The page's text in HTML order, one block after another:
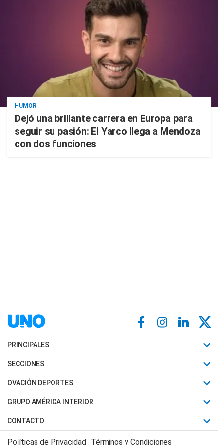
HUMOR
Dejó una brillante carrera en Europa para
seguir su pasión: El Yarco llega a Mendoza
con dos funciones
PRINCIPALES
Últimas Noticias
Política
Judiciales
Economia
SECCIONES
Horóscopo
Motores
Trucos caseros
OVACIÓN DEPORTES
Fútbol
Mundial
Automovilismo
GRUPO AMÉRICA INTERIOR
Canal 7 en Vivo
CONTACTO
Acerca de Nosotros
Políticas de Privacidad Términos y Condiciones